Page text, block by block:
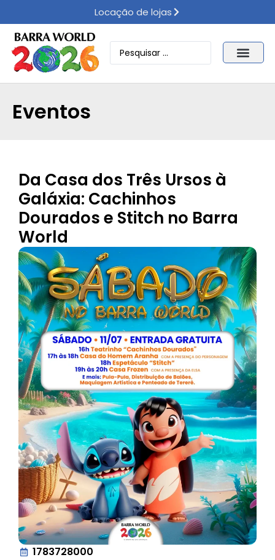
Locação de lojas
Eventos
Da Casa dos Três Ursos à
Galáxia: Cachinhos
Dourados e Stitch no Barra
World
1783728000